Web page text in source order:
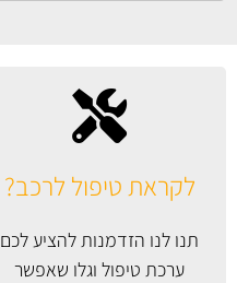
לקראת טיפול לרכב?
תנו לנו הזדמנות להציע לכם
ערכת טיפול וגלו שאפשר